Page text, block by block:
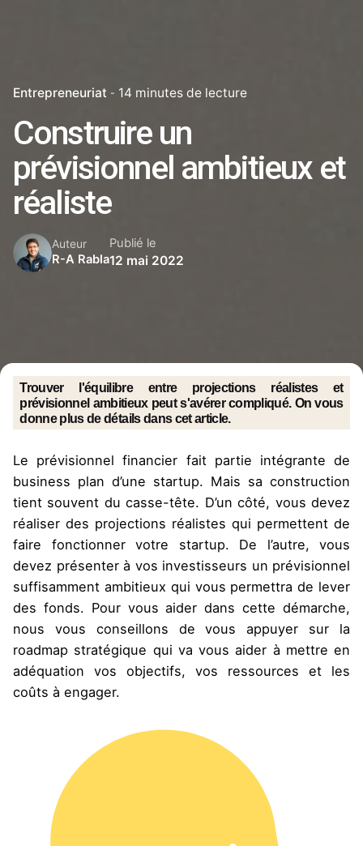
Entrepreneuriat 14 minutes de lecture
Construire un
prévisionnel ambitieux et
réaliste
Auteur
R-A Rabla
Publié le
12 mai 2022
Trouver l'équilibre entre projections réalistes et
prévisionnel ambitieux peut s'avérer compliqué. On vous
donne plus de détails dans cet article.
Le prévisionnel financier fait partie intégrante de
business plan d’une startup. Mais sa construction
tient souvent du casse-tête. D’un côté, vous devez
réaliser des projections réalistes qui permettent de
faire fonctionner votre startup. De l’autre, vous
devez présenter à vos investisseurs un prévisionnel
suffisamment ambitieux qui vous permettra de lever
des fonds. Pour vous aider dans cette démarche,
nous vous conseillons de vous appuyer sur la
roadmap stratégique qui va vous aider à mettre en
adéquation vos objectifs, vos ressources et les
coûts à engager.